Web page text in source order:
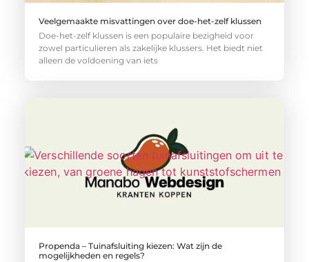
Veelgemaakte misvattingen over doe-het-zelf klussen
Doe-het-zelf klussen is een populaire bezigheid voor
zowel particulieren als zakelijke klussers. Het biedt niet
alleen de voldoening van iets
Propenda – Tuinafsluiting kiezen: Wat zijn de
mogelijkheden en regels?